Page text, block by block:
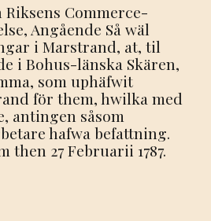
Riksens Commerce-
Angående Så wäl
i Marstrand, at, til
i Bohus-länska Skären,
som uphäfwit
för them, hwilka med
antingen såsom
hafwa befattning.
then 27 Februarii 1787.